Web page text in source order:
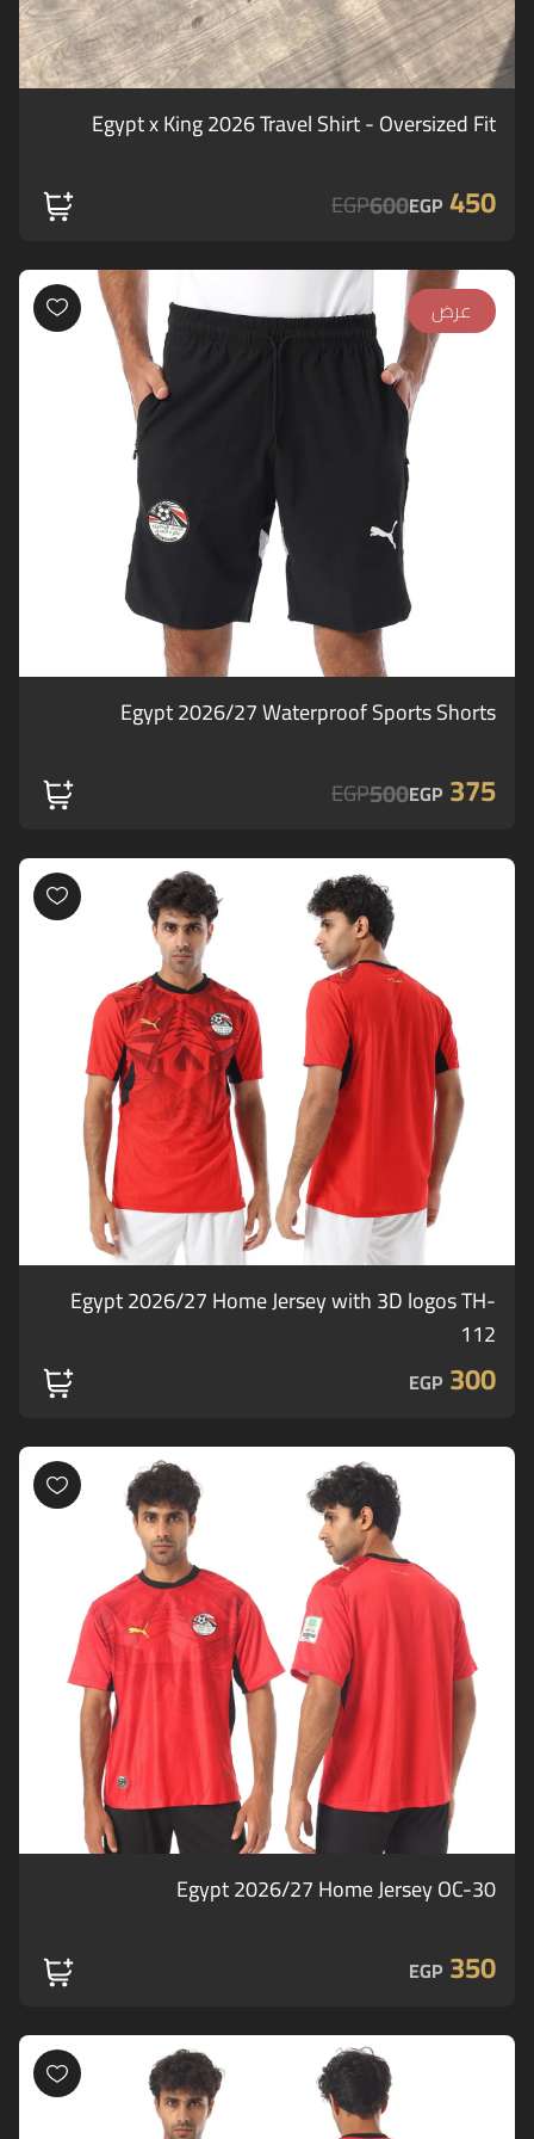
Egypt x King 2026 Travel Shirt - Oversized Fit
450
EGP
600
EGP
عرض
Egypt 2026/27 Waterproof Sports Shorts
375
EGP
500
EGP
Egypt 2026/27 Home Jersey with 3D logos TH-
112
300
EGP
Egypt 2026/27 Home Jersey OC-30
350
EGP